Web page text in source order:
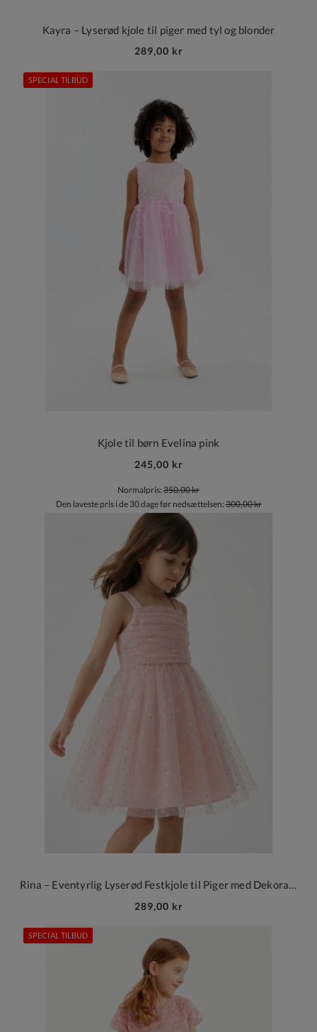
Kayra – Lyserød kjole til piger med tyl og blonder
289,00 kr
Kjole til børn Evelina pink
245,00 kr
Normalpris: 350,00 kr
Den laveste pris i de 30 dage før nedsættelsen:300,00 kr
SPECIAL TILBUD
Rina – Eventyrlig Lyserød Festkjole til Piger med Dekorativ Tyl og Sløjfer
289,00 kr
SPECIAL TILBUD